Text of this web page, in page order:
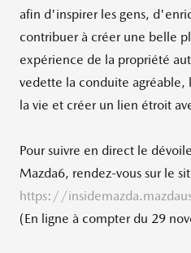
afin d'inspirer les gens,
contribuer à créer une belle
expérience de la propriété
vedette la conduite
la vie et créer un lien étroit
Pour suivre en direct le
Mazda6, rendez-vous sur le
https://
(En ligne à compter du 29